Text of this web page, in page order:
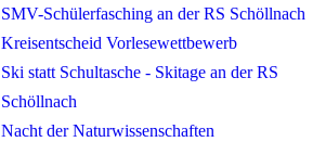
SMV-Schülerfasching an der RS Schöllnach
Kreisentscheid Vorlesewettbewerb
Ski statt Schultasche - Skitage an der RS
Schöllnach
Nacht der Naturwissenschaften